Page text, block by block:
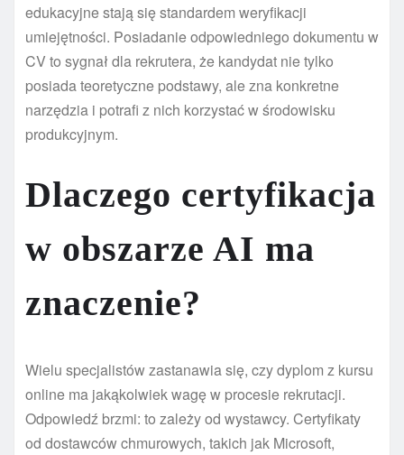
edukacyjne stają się standardem weryfikacji
umiejętności. Posiadanie odpowiedniego dokumentu w
CV to sygnał dla rekrutera, że kandydat nie tylko
posiada teoretyczne podstawy, ale zna konkretne
narzędzia i potrafi z nich korzystać w środowisku
produkcyjnym.
Dlaczego certyfikacja
w obszarze AI ma
znaczenie?
Wielu specjalistów zastanawia się, czy dyplom z kursu
online ma jakąkolwiek wagę w procesie rekrutacji.
Odpowiedź brzmi: to zależy od wystawcy. Certyfikaty
od dostawców chmurowych, takich jak Microsoft,